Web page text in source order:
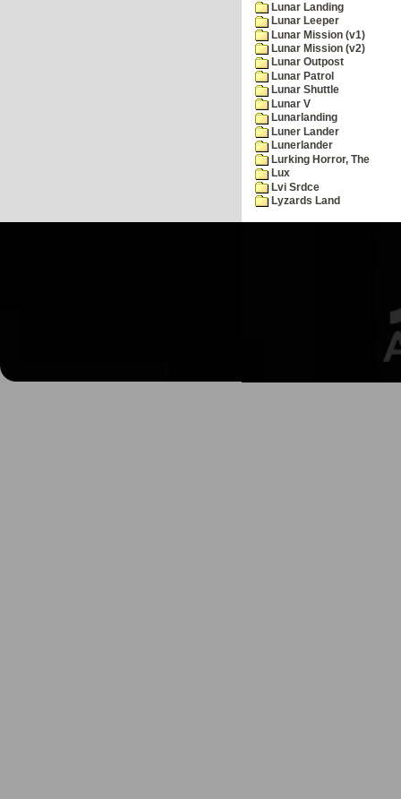
Lunar Landing
Lunar Leeper
Lunar Mission (v1)
Lunar Mission (v2)
Lunar Outpost
Lunar Patrol
Lunar Shuttle
Lunar V
Lunarlanding
Luner Lander
Lunerlander
Lurking Horror, The
Lux
Lvi Srdce
Lyzards Land